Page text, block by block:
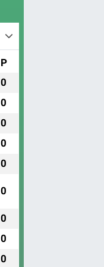
P
0
0
0
0
0
0
0
0
0